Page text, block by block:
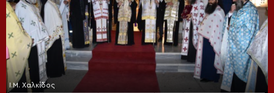
Ι.Μ. Χαλκίδος